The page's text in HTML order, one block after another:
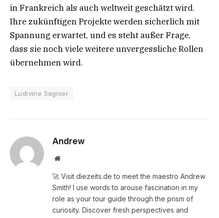
in Frankreich als auch weltweit geschätzt wird.
Ihre zukünftigen Projekte werden sicherlich mit
Spannung erwartet, und es steht außer Frage,
dass sie noch viele weitere unvergessliche Rollen
übernehmen wird.
Ludivine Sagnier
Andrew
Website
🚀 Visit diezeits.de to meet the maestro Andrew
Smith! I use words to arouse fascination in my
role as your tour guide through the prism of
curiosity. Discover fresh perspectives and